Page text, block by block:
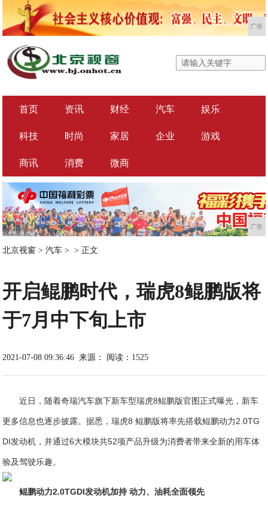
广告
首页 资讯 财经 汽车 娱乐
科技 时尚 家居 企业 游戏
商讯 消费 微商
广告
北京视窗 >汽车 > > 正文
开启鲲鹏时代，瑞虎8鲲鹏版将
于7月中下旬上市
2021-07-08 09:36:46 来源： 阅读：1525
近日，随着奇瑞汽车旗下新车型瑞虎8鲲鹏版官图正式曝光，新车
更多信息也逐步披露。据悉，瑞虎8 鲲鹏版将率先搭载鲲鹏动力2.0TG
DI发动机，并通过6大模块共52项产品升级为消费者带来全新的用车体
验及驾驶乐趣。
鲲鹏动力2.0TGDI发动机加持动力、油耗全面领先